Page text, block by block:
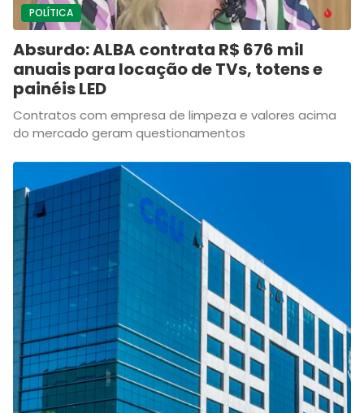
POLÍTICA
Absurdo: ALBA contrata R$ 676 mil
anuais para locação de TVs, totens e
painéis LED
Contratos com empresa de limpeza e valores acima
do mercado geram questionamentos